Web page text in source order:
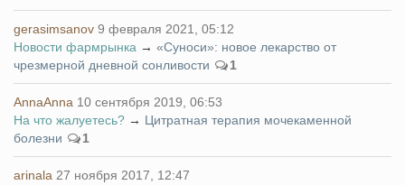
gerasimsanov 9 февраля 2021, 05:12
Новости фармрынка → «Суноси»: новое лекарство от
чрезмерной дневной сонливости
1
AnnaAnna 10 сентября 2019, 06:53
На что жалуетесь? → Цитратная терапия мочекаменной
болезни
1
arinala 27 ноября 2017, 12:47